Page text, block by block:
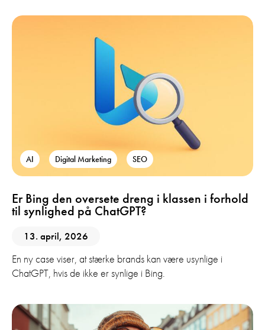
AI Digital Marketing SEO
Er Bing den oversete dreng i klassen i forhold
til synlighed på ChatGPT?
13. april, 2026
En ny case viser, at stærke brands kan være usynlige i
ChatGPT, hvis de ikke er synlige i Bing.